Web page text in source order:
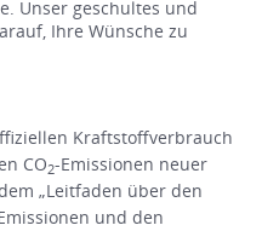
Unser geschultes und
Ihre Wünsche zu
Kraftstoffverbrauch
CO2-Emissionen neuer
„Leitfaden über den
und den